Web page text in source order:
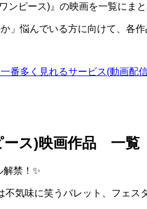
ンピース)』の映画を一覧にまと
」悩んでいる方に向けて、各
番多く見れるサービス(動画配
ス)映画作品 一覧
禁！✨
不気味に笑うバレット、フェス